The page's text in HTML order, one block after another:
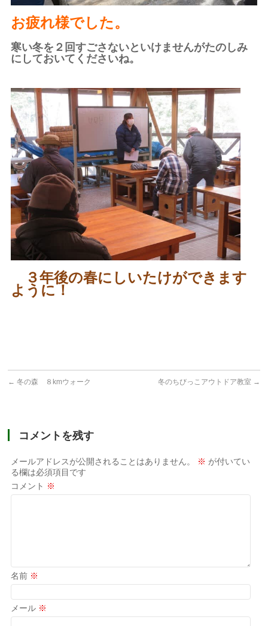
お疲れ様でした。
寒い冬を２回すごさないといけませんがたのしみ
にしておいてくださいね。
３年後の春にしいたけができます
ように！
← 冬の森 ８kmウォーク 冬のちびっこアウトドア教室 →
コメントを残す
メールアドレスが公開されることはありません。 ※ が付いてい
る欄は必須項目です
コメント ※
名前 ※
メール ※